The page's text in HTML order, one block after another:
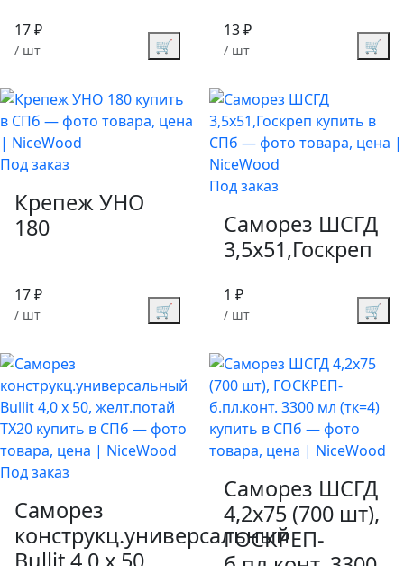
17 ₽
/ шт 🛒
13 ₽
/ шт 🛒
Под заказ
Крепеж УНО
180
17 ₽
/ шт 🛒
Под заказ
Саморез ШСГД
3,5х51,Госкреп
1 ₽
/ шт 🛒
Под заказ
Саморез
конструкц.универсальный
Саморез ШСГД
4,2х75 (700 шт),
ГОСКРЕП-